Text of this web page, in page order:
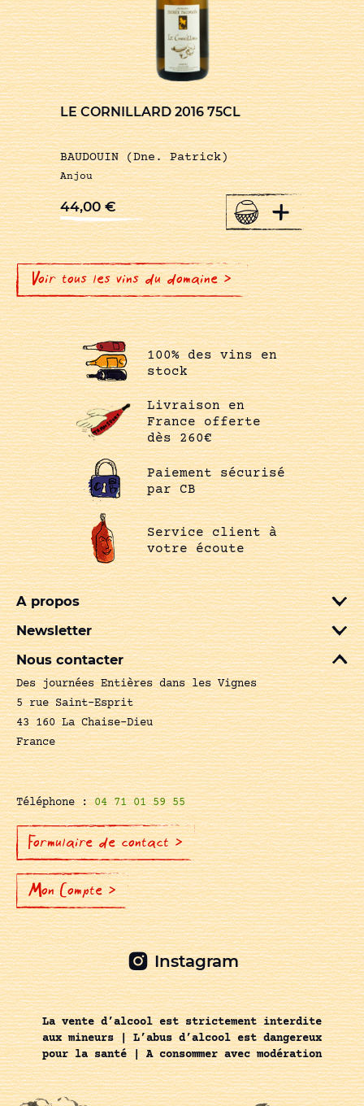
LE CORNILLARD 2016 75CL
BAUDOUIN (Dne. Patrick)
Anjou
44,00€ +
Voir tous les vins du domaine >
100% des vins en
stock
Livraison en
France offerte
dès 260€
Paiement sécurisé
par CB
Service client à
votre écoute
A propos
Newsletter
Nous contacter
Des journées Entières dans les Vignes
5 rue Saint-Esprit
43 160 La Chaise-Dieu
France
Téléphone :04 71 01 59 55
Formulaire de contact >
Mon Compte >
Instagram
La vente d’alcool est strictement interdite
aux mineurs | L’abus d’alcool est dangereux
pour la santé | A consommer avec modération